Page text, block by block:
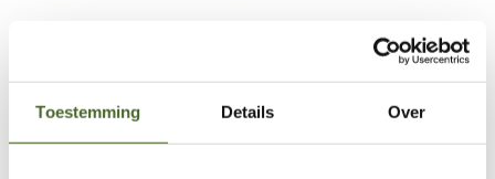
Toestemming Details Over
Aanbevolen laagdikte:ca. 5 cm
(siergrind) tot
7 cm(oprit):